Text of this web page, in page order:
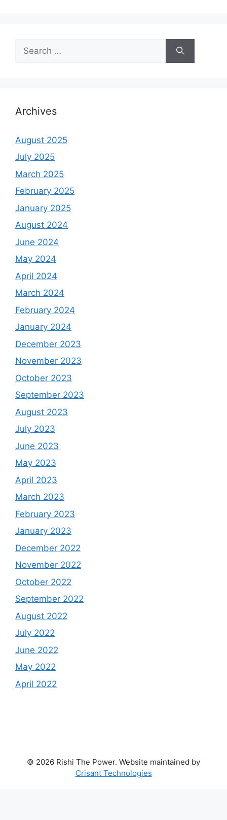
for:
Archives
August 2025
July 2025
March 2025
February 2025
January 2025
August 2024
June 2024
May 2024
April 2024
March 2024
February 2024
January 2024
December 2023
November 2023
October 2023
September 2023
August 2023
July 2023
June 2023
May 2023
April 2023
March 2023
February 2023
January 2023
December 2022
November 2022
October 2022
September 2022
August 2022
July 2022
June 2022
May 2022
April 2022
© 2026 Rishi The Power. Website maintained by
Crisant Technologies